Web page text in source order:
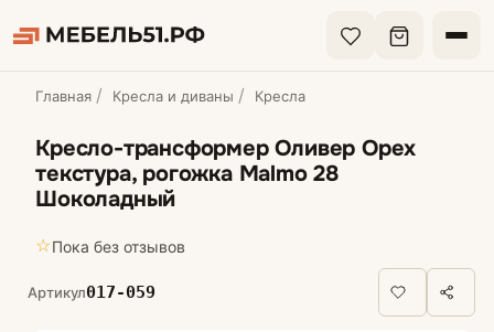
Главная Кресла и диваны Кресла
Кресло-трансформер Оливер Орех
текстура, рогожка Malmo 28
Шоколадный
☆Пока без отзывов
Артикул017-059